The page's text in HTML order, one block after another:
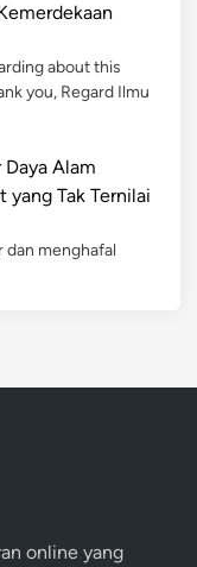
about this
you, Regard Ilmu
Daya Alam
yang Tak Ternilai
dan menghafal
online yang